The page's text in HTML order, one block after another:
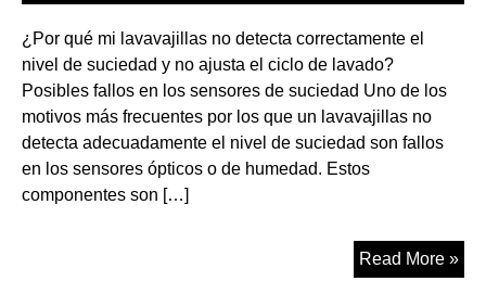
¿Por qué mi lavavajillas no detecta correctamente el
nivel de suciedad y no ajusta el ciclo de lavado?
Posibles fallos en los sensores de suciedad Uno de los
motivos más frecuentes por los que un lavavajillas no
detecta adecuadamente el nivel de suciedad son fallos
en los sensores ópticos o de humedad. Estos
componentes son […]
Read More »
de